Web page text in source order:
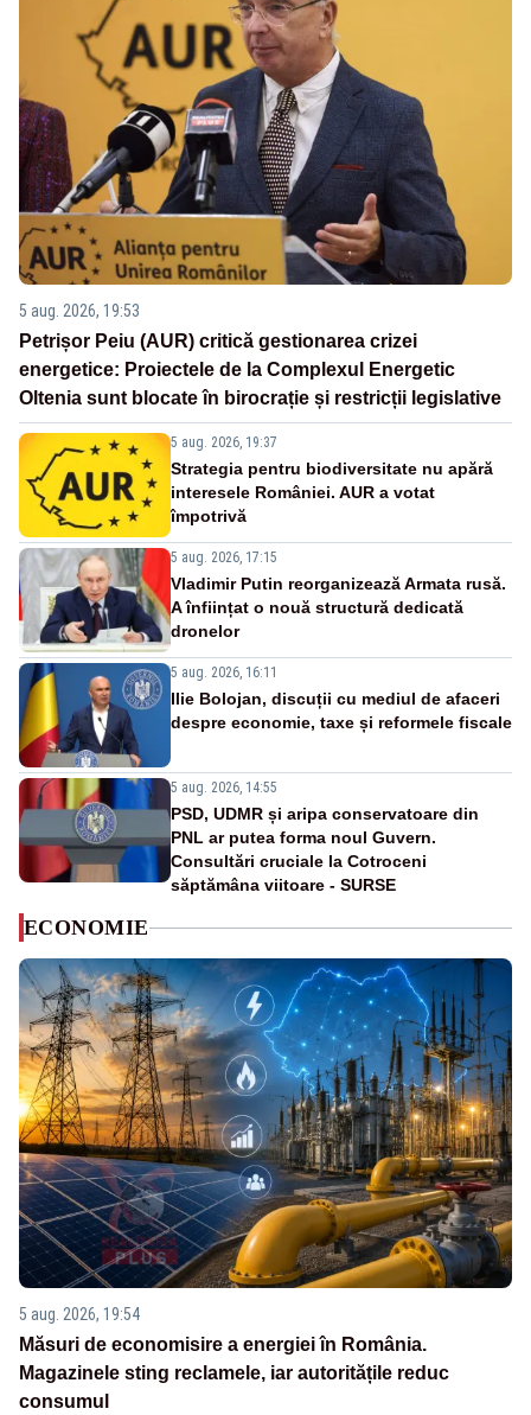
5 aug. 2026, 19:53
Petrișor Peiu (AUR) critică gestionarea crizei
energetice: Proiectele de la Complexul Energetic
Oltenia sunt blocate în birocrație și restricții legislative
5 aug. 2026, 19:37
Strategia pentru biodiversitate nu apără
interesele României. AUR a votat
împotrivă
5 aug. 2026, 17:15
Vladimir Putin reorganizează Armata rusă.
A înființat o nouă structură dedicată
dronelor
5 aug. 2026, 16:11
Ilie Bolojan, discuții cu mediul de afaceri
despre economie, taxe și reformele fiscale
5 aug. 2026, 14:55
PSD, UDMR și aripa conservatoare din
PNL ar putea forma noul Guvern.
Consultări cruciale la Cotroceni
săptămâna viitoare - SURSE
ECONOMIE
5 aug. 2026, 19:54
Măsuri de economisire a energiei în România.
Magazinele sting reclamele, iar autoritățile reduc
consumul